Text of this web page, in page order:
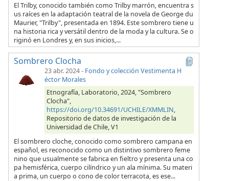
El Trilby, conocido también como Trilby marrón, encuentra s
us raíces en la adaptación teatral de la novela de George du
Maurier, "Trilby", presentada en 1894. Este sombrero tiene u
na historia rica y versátil dentro de la moda y la cultura. Se o
riginó en Londres y, en sus inicios,...
Sombrero Clocha
23 abr. 2024- Fondo y colección Vestimenta H
éctor Morales
Etnografía, Laboratorio, 2024, "Sombrero
Clocha",
https://doi.org/10.34691/UCHILE/XMMLIN,
Repositorio de datos de investigación de la
Universidad de Chile, V1
El sombrero cloche, conocido como sombrero campana en
español, es reconocido como un distintivo sombrero feme
nino que usualmente se fabrica en fieltro y presenta una co
pa hemisférica, cuerpo cilíndrico y un ala mínima. Su materi
a prima, un cuerpo o cono de color terracota, es ese...